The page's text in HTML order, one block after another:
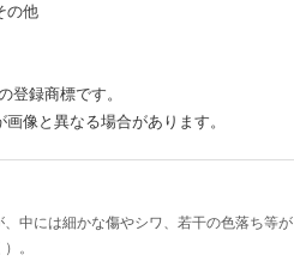
の他
登録商標です。
像と異なる場合があります。
中には細かな傷やシワ、若干の色落ち等が
。